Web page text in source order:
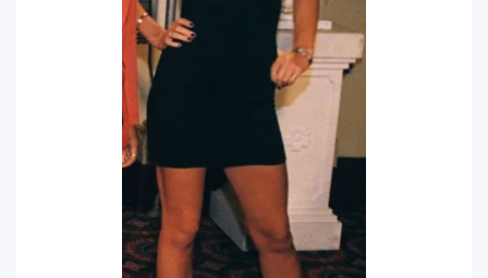
era musical
J Balvin y Ryan Castro lanzan “Omerta”: el
álbum urbano más esperado con DJ
Snake y Eladio Carrión
¿Cristian Castro terminó con Victoria
Kühne? El cantante aclara su situación
amorosa y confiesa que “no le gusta
estar solo”